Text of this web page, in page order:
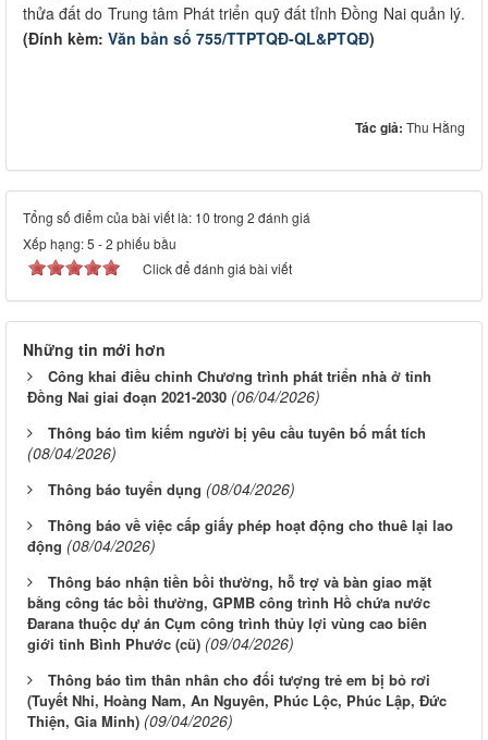
thửa đất do Trung tâm Phát triển quỹ đất tỉnh Đồng Nai quản lý.
(Đính kèm: Văn bản số 755/TTPTQĐ-QL&PTQĐ)
Tác giả: Thu Hằng
Tổng số điểm của bài viết là: 10 trong 2 đánh giá
Xếp hạng:5 -2 phiếu bầu
Click để đánh giá bài viết
Những tin mới hơn
Công khai điều chỉnh Chương trình phát triển nhà ở tỉnh
Đồng Nai giai đoạn 2021-2030 (06/04/2026)
Thông báo tìm kiếm người bị yêu cầu tuyên bố mất tích
(08/04/2026)
Thông báo tuyển dụng (08/04/2026)
Thông báo về việc cấp giấy phép hoạt động cho thuê lại lao
động (08/04/2026)
Thông báo nhận tiền bồi thường, hỗ trợ và bàn giao mặt
bằng công tác bồi thường, GPMB công trình Hồ chứa nước
Đarana thuộc dự án Cụm công trình thủy lợi vùng cao biên
giới tỉnh Bình Phước (cũ) (09/04/2026)
Thông báo tìm thân nhân cho đối tượng trẻ em bị bỏ rơi
(Tuyết Nhi, Hoàng Nam, An Nguyên, Phúc Lộc, Phúc Lập, Đức
Thiện, Gia Minh) (09/04/2026)